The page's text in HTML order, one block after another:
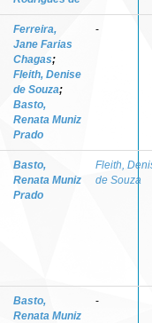
Ferreira,
Jane Farias
Chagas;
Fleith, Denise
de Souza;
Basto,
Renata Muniz
Prado
-
Basto,
Renata Muniz
Prado
Fleith,
de Souza
Basto,
Renata Muniz
-